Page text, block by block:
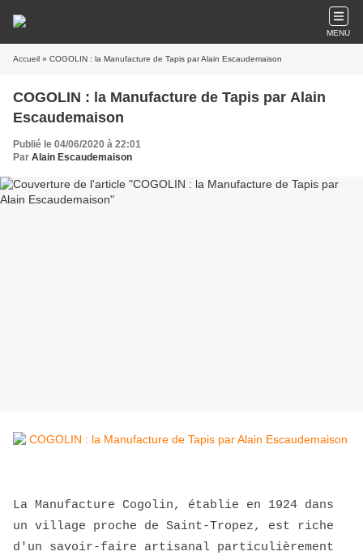
MENU
Accueil » COGOLIN : la Manufacture de Tapis par Alain Escaudemaison
COGOLIN : la Manufacture de Tapis par Alain
Escaudemaison
Publié le 04/06/2020 à 22:01
Par Alain Escaudemaison
La Manufacture Cogolin, établie en 1924 dans
un village proche de Saint-Tropez, est riche
d'un savoir-faire artisanal particulièrement